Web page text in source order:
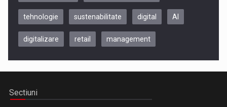
Be Inspired. Make it Happen!, CLUJ, 9 Decembrie
tehnologie sustenabilitate digital AI
digitalizare retail management
Sectiuni